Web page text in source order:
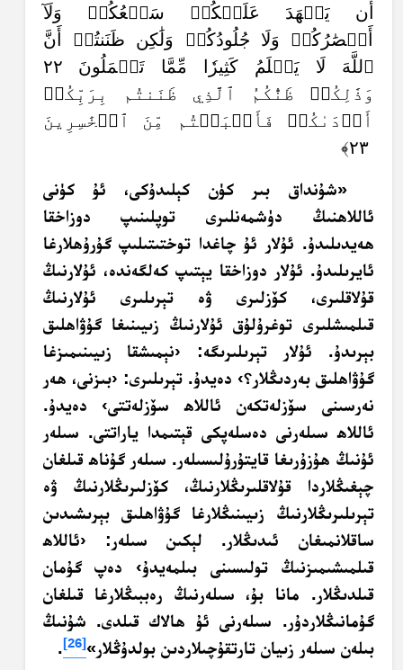
أَن يَشۡهَدَ عَلَيۡكُمۡ سَمۡعُكُمۡ وَلَآ
أَبۡصَٰرُكُمۡ وَلَا جُلُودُكُمۡ وَلَٰكِن ظَنَنتُمۡ أَنَّ
ٱللَّهَ لَا يَعۡلَمُ كَثِيرٗا مِّمَّا تَعۡمَلُونَ ٢٢
وَذَٰلِكُمۡ ظَنُّكُمُ ٱلَّذِي ظَنَنتُم بِرَبِّكُمۡ
أَرۡدَىٰكُمۡ فَأَصۡبَحۡتُم مِّنَ ٱلۡخَٰسِرِينَ
٢٣﴾
«شۇنداق بىر كۈن كېلىدۇكى، ئۇ كۈنى
ئاللاھنىڭ دۈشمەنلىرى توپلىنىپ دوزاخقا
ھەيدىلىدۇ. ئۇلار ئۇ چاغدا توختىتىلىپ گۇرۇھلارغا
ئايرىلىدۇ. ئۇلار دوزاخقا يېتىپ كەلگەندە، ئۇلارنىڭ
قۇلاقلىرى، كۆزلىرى ۋە تېرىلىرى ئۇلارنىڭ
قىلمىشلىرى توغرۇلۇق ئۇلارنىڭ زىيىنىغا گۇۋاھلىق
بېرىدۇ. ئۇلار تېرىلىرىگە: ‹نېمىشقا زىيىنىمىزغا
گۇۋاھلىق بەردىڭلار؟› دەيدۇ. تېرىلىرى: ‹بىزنى، ھەر
نەرسىنى سۆزلەتكەن ئاللاھ سۆزلەتتى› دەيدۇ.
ئاللاھ سىلەرنى دەسلەپكى قېتىمدا ياراتتى. سىلەر
ئۇنىڭ ھۇزۇرىغا قايتۇرۇلىسىلەر. سىلەر گۇناھ قىلغان
چېغىڭلاردا قۇلاقلىرىڭلارنىڭ، كۆزلىرىڭلارنىڭ ۋە
تېرىلىرىڭلارنىڭ زىيىنىڭلارغا گۇۋاھلىق بېرىشىدىن
ساقلانمىغان ئىدىڭلار. لېكىن سىلەر: ‹ئاللاھ
قىلمىشىمىزنىڭ تولىسىنى بىلمەيدۇ› دەپ گۇمان
قىلدىڭلار. مانا بۇ، سىلەرنىڭ رەببىڭلارغا قىلغان
گۇمانىڭلاردۇر. سىلەرنى ئۇ ھالاك قىلدى. شۇنىڭ
بىلەن سىلەر زىيان تارتقۇچىلاردىن بولدۇڭلار»[26]
.